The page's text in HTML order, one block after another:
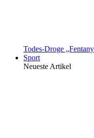
Todes-Droge
Sport
Neueste Artikel